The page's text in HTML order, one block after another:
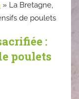
» La Bretagne,
de poulets
:
poulets